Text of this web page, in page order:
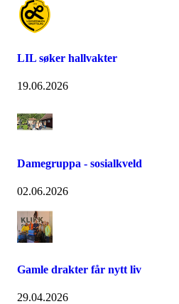
LIL søker hallvakter
19.06.2026
Damegruppa - sosialkveld
02.06.2026
Gamle drakter får nytt liv
29.04.2026